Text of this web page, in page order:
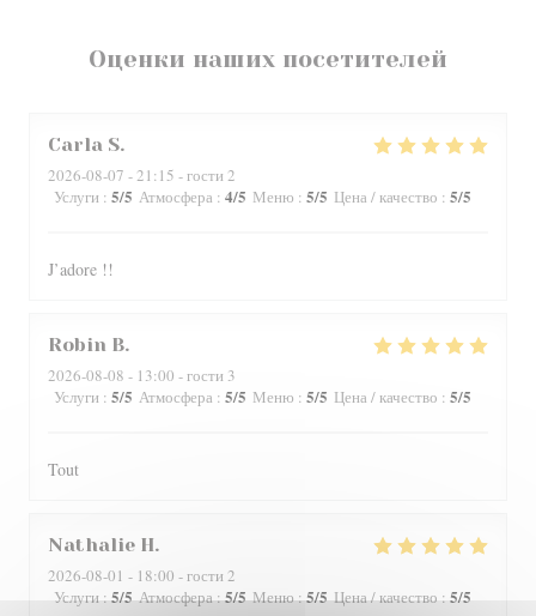
Оценки наших посетителей
Carla S
2026-08-07 - 21:15 - гости 2
Услуги : 5/5 Атмосфера : 4/5 Меню : 5/5 Цена / качество : 5/5
J’adore !!
Robin B
2026-08-08 - 13:00 - гости 3
Услуги : 5/5 Атмосфера : 5/5 Меню : 5/5 Цена / качество : 5/5
Tout
Nathalie H
2026-08-01 - 18:00 - гости 2
Услуги :5/5 Атмосфера:5/5 Меню:5/5 Цена / качество : 5/5